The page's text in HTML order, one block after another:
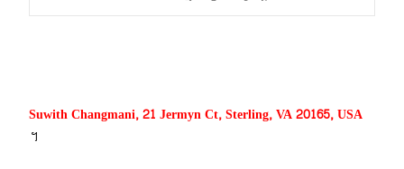
navigation
Suwith Changmani, 21 Jermyn Ct, Sterling, VA 20165, USA
។​